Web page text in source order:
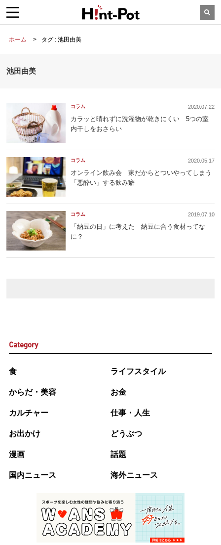
ホーム タグ : 池田由美
池田由美
コラム 2020.07.22
カラッと晴れずに洗濯物が乾きにくい 5つの室
内干しをおさらい
コラム 2020.05.17
オンライン飲み会 家だからとついやってしまう
「悪酔い」する飲み癖
コラム 2019.07.10
「納豆の日」に考えた 納豆に合う食材ってな
に？
Category
食 ライフスタイル
からだ・美容 お金
カルチャー 仕事・人生
お出かけ どうぶつ
漫画 話題
国内ニュース 海外ニュース